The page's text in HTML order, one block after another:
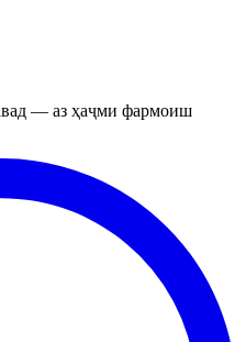
— аз ҳаҷми фармоиш